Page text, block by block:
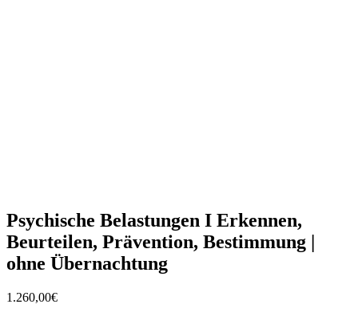
Psychische Belastungen I Erkennen,
Beurteilen, Prävention, Bestimmung |
ohne Übernachtung
1.260,00€